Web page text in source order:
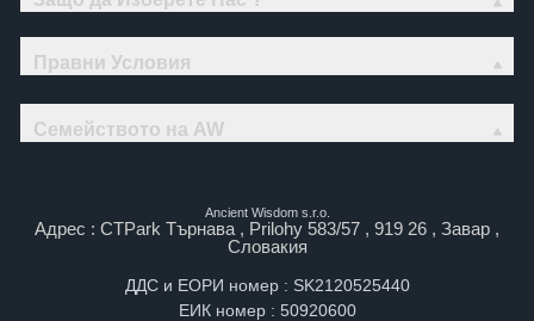
Правни Условия
Семейството на AW
Ancient Wisdom s.r.o.
Адрес : CTPark Търнава , Prilohy 583/57 , 919 26 , Завар ,
Словакия
ДДС и ЕОРИ номер : SK2120525440
ЕИК номер : 50920600